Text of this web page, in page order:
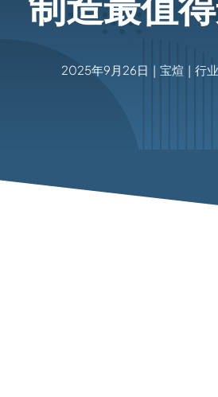
2025年9月26日 | 宝煊 | 行